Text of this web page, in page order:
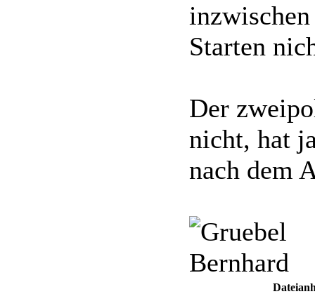
Starten
Der
nicht, hat
nach dem
Bernhard